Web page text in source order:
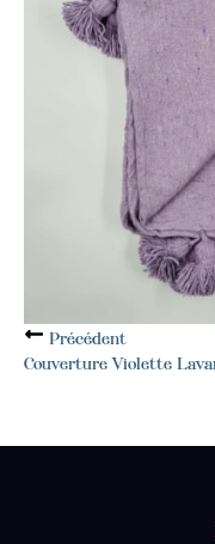
Précédent
Couverture Violette